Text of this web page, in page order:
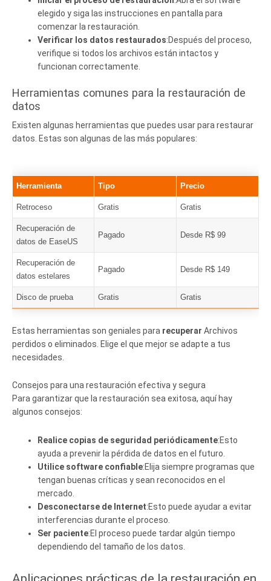
elegido y siga las instrucciones en pantalla para
comenzar la restauración.
Verificar los datos restaurados:Después del proceso,
verifique si todos los archivos están intactos y
funcionan correctamente.
Herramientas comunes para la restauración de
datos
Existen algunas herramientas que puedes usar para restaurar
datos. Estas son algunas de las más populares:
Herramienta Tipo Precio
Retroceso Gratis Gratis
Recuperación de
datos de EaseUS
Pagado Desde R$ 99
Recuperación de
datos estelares
Pagado Desde R$ 149
Disco de prueba Gratis Gratis
Estas herramientas son geniales para recuperar Archivos
perdidos o eliminados. Elige el que mejor se adapte a tus
necesidades.
Consejos para una restauración efectiva y segura
Para garantizar que la restauración sea exitosa, aquí hay
algunos consejos:
Realice copias de seguridad periódicamente:Esto
ayuda a prevenir la pérdida de datos en el futuro.
Utilice software confiable:Elija siempre programas que
tengan buenas críticas y sean reconocidos en el
mercado.
Desconectarse de Internet:Esto puede ayudar a evitar
interferencias durante el proceso.
Ser paciente:El proceso puede tardar algún tiempo
dependiendo del tamaño de los datos.